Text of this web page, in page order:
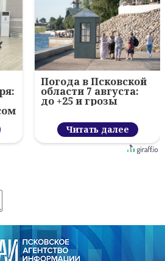
Погода в Псковской
области 7 августа:
до +25 и грозы
Читать далее